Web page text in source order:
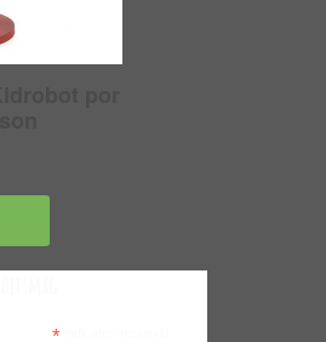
*indicates required